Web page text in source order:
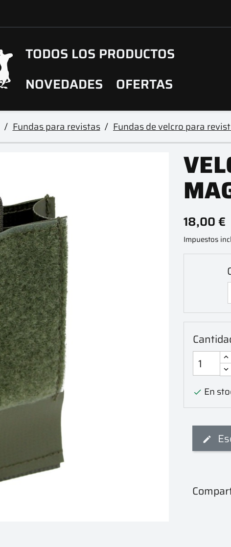
TODOS LOS PRODUCTOS
NOVEDADES
OFERTAS
Fundas para revistas Fundas de velcro para
18,00 €
Impuestos
 En